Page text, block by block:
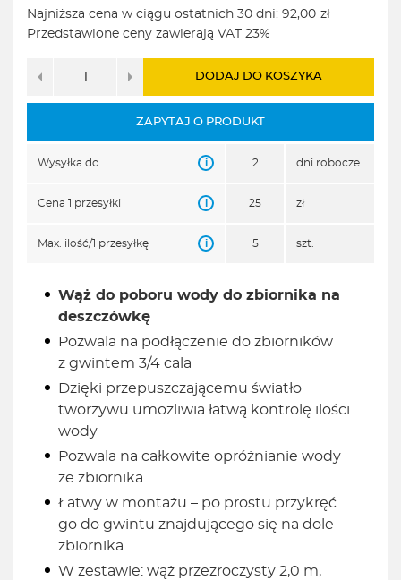
cena
wynosiła:
cena
wynosi:
Najniższa cena w ciągu ostatnich 30 dni: 92,00 zł
Przedstawione ceny zawierają VAT 23%
DODAJ DO KOSZYKA
ZAPYTAJ O PRODUKT
Wysyłka do i 2 dni robocze
Cena 1 przesyłki i 25 zł
Max. ilość/1 przesyłkę i 5 szt.
Wąż do poboru wody do zbiornika na
deszczówkę
Pozwala na podłączenie do zbiorników
z gwintem 3/4 cala
Dzięki przepuszczającemu światło
tworzywu umożliwia łatwą kontrolę ilości
wody
Pozwala na całkowite opróżnianie wody
ze zbiornika
Łatwy w montażu – po prostu przykręć
go do gwintu znajdującego się na dole
zbiornika
W zestawie: wąż przezroczysty 2,0 m,